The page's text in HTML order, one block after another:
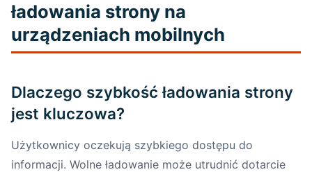
ładowania strony na
urządzeniach mobilnych
Dlaczego szybkość ładowania strony
jest kluczowa?
Użytkownicy oczekują szybkiego dostępu do
informacji. Wolne ładowanie może utrudnić dotarcie